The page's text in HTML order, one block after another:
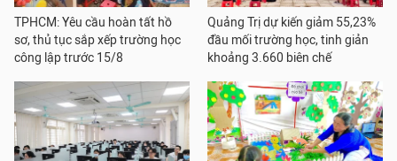
TPHCM: Yêu cầu hoàn tất hồ
sơ, thủ tục sắp xếp trường học
công lập trước 15/8
Quảng Trị dự kiến giảm 55,23%
đầu mối trường học, tinh giản
khoảng 3.660 biên chế